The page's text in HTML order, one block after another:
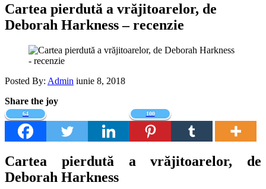
Cartea pierdută a vrăjitoarelor, de
Deborah Harkness – recenzie
Posted By: Admin iunie 8, 2018
Share the joy
64 100
Cartea pierdută a vrăjitoarelor, de
Deborah Harkness